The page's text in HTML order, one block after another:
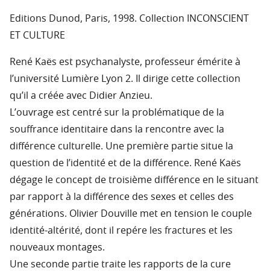
Editions Dunod, Paris, 1998. Collection INCONSCIENT
ET CULTURE
René Kaës est psychanalyste, professeur émérite à
l’université Lumière Lyon 2. Il dirige cette collection
qu’il a créée avec Didier Anzieu.
L’ouvrage est centré sur la problématique de la
souffrance identitaire dans la rencontre avec la
différence culturelle. Une première partie situe la
question de l’identité et de la différence. René Kaës
dégage le concept de troisième différence en le situant
par rapport à la différence des sexes et celles des
générations. Olivier Douville met en tension le couple
identité-altérité, dont il repére les fractures et les
nouveaux montages.
Une seconde partie traite les rapports de la cure